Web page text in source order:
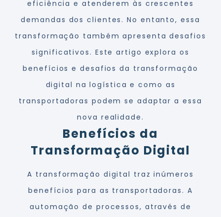
eficiência e atenderem às crescentes
demandas dos clientes. No entanto, essa
transformação também apresenta desafios
significativos. Este artigo explora os
benefícios e desafios da transformação
digital na logística e como as
transportadoras podem se adaptar a essa
nova realidade.
Benefícios da
Transformação Digital
A transformação digital traz inúmeros
benefícios para as transportadoras. A
automação de processos, através de